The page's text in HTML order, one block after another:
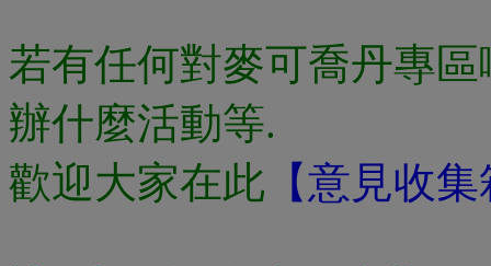
若有任何對麥可喬丹專
辦什麼活動等.
歡迎大家在此 【意見收